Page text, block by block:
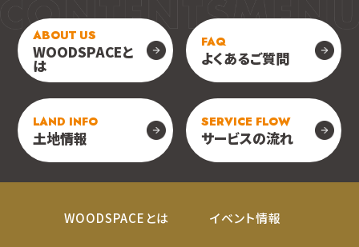
ABOUT US
WOODSPACEと
は
FAQ
よくあるご質問
LAND INFO
土地情報
SERVICE FLOW
サービスの流れ
WOODSPACEとは イベント情報